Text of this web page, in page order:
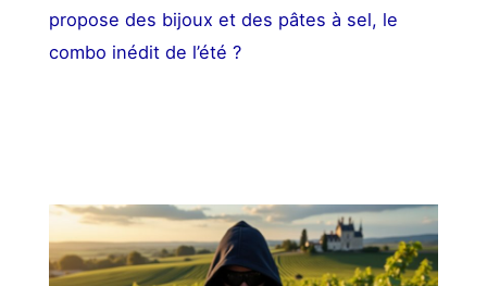
propose des bijoux et des pâtes à sel, le
combo inédit de l’été ?